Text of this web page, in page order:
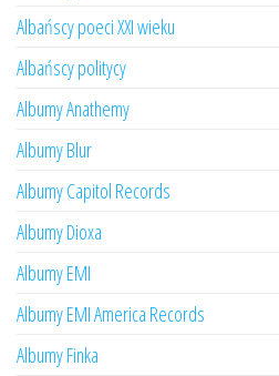
Albańscy poeci XXI wieku
Albańscy politycy
Albumy Anathemy
Albumy Blur
Albumy Capitol Records
Albumy Dioxa
Albumy EMI
Albumy EMI America Records
Albumy Finka